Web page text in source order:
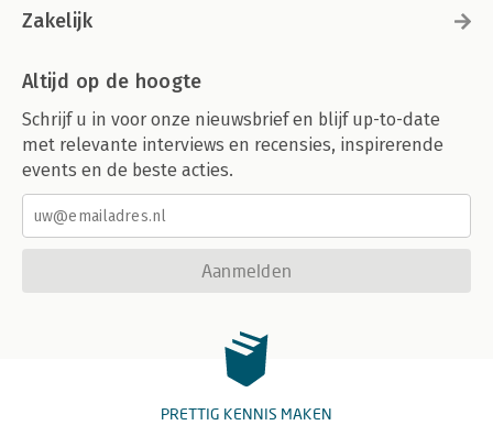
Zakelijk
Altijd op de hoogte
Schrijf u in voor onze nieuwsbrief en blijf up-to-date
met relevante interviews en recensies, inspirerende
events en de beste acties.
Aanmelden
PRETTIG KENNIS MAKEN